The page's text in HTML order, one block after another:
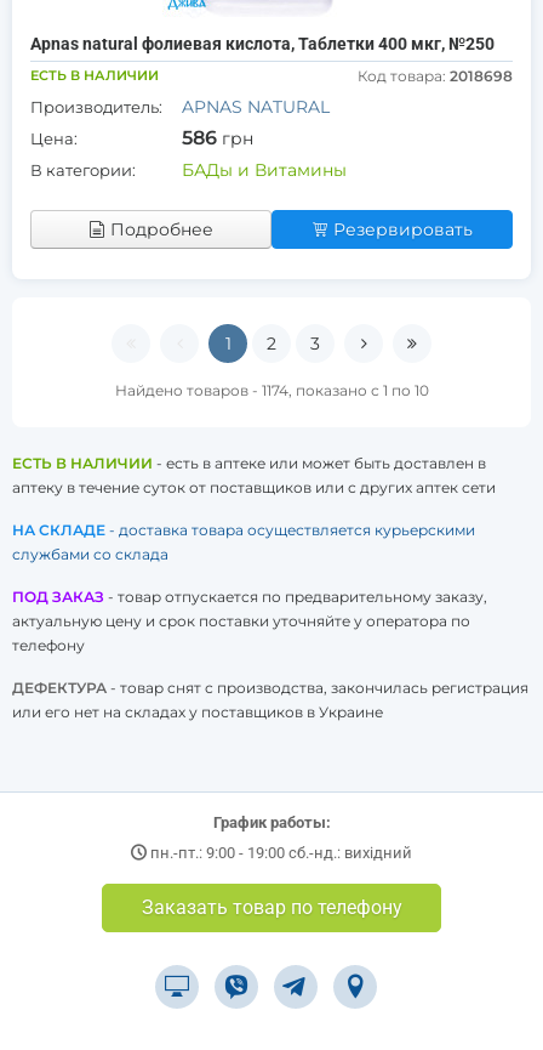
Apnas natural фолиевая кислота, Таблетки 400 мкг, №250
ЕСТЬ В НАЛИЧИИ Код товара: 2018698
Производитель: APNAS NATURAL
Цена: 586 грн
В категории: БАДы и Витамины
Подробнее Резервировать
1 2 3
Найдено товаров - 1174, показано с 1 по 10
ЕСТЬ В НАЛИЧИИ - есть в аптеке или может быть доставлен в
аптеку в течение суток от поставщиков или с других аптек сети
НА СКЛАДЕ - доставка товара осуществляется курьерскими
службами со склада
ПОД ЗАКАЗ - товар отпускается по предварительному заказу,
актуальную цену и срок поставки уточняйте у оператора по
телефону
ДЕФЕКТУРА - товар снят с производства, закончилась регистрация
или его нет на складах у поставщиков в Украине
График работы:
пн.-пт.: 9:00 - 19:00 сб.-нд.: вихідний
Заказать товар по телефону